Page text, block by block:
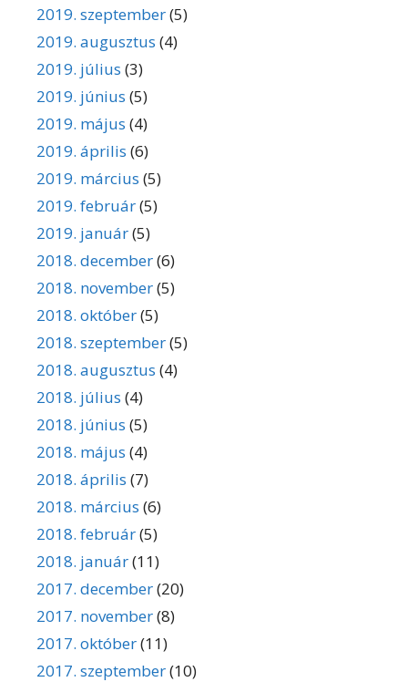
2019. szeptember(5)
2019. augusztus (4)
2019. július (3)
2019. június (5)
2019. május (4)
2019. április (6)
2019. március (5)
2019. február(5)
2019. január(5)
2018. december(6)
2018. november(5)
2018. október(5)
2018. szeptember(5)
2018. augusztus (4)
2018. július (4)
2018. június (5)
2018. május (4)
2018. április (7)
2018. március (6)
2018. február(5)
2018. január(11)
2017. december(20)
2017. november(8)
2017. október(11)
2017. szeptember(10)